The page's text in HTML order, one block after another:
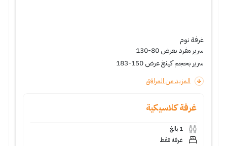
غرفة نوم
سرير مفرد بعرض 80-130
سرير بحجم كينغ عرض 150-183
المزيد من المرافق
غرفة كلاسيكية
1 بالغ
غرفة فقط